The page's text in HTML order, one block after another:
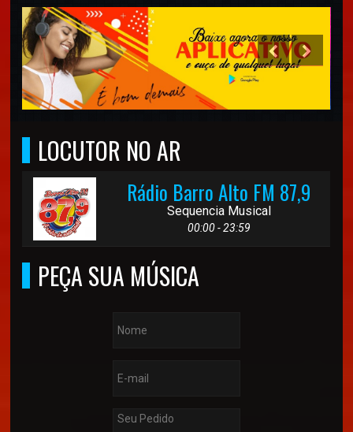
LOCUTOR NO AR
Rádio Barro Alto FM 87,9
Sequencia Musical
00:00 - 23:59
PEÇA SUA MÚSICA